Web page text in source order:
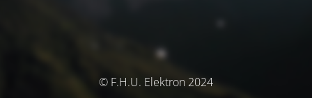
© F.H.U. Elektron 2024